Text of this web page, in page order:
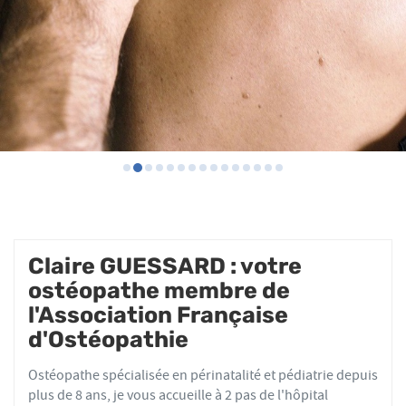
Claire GUESSARD : votre
ostéopathe membre de
l'Association Française
d'Ostéopathie
Ostéopathe spécialisée en périnatalité et pédiatrie depuis
plus de 8 ans, je vous accueille à 2 pas de l'hôpital